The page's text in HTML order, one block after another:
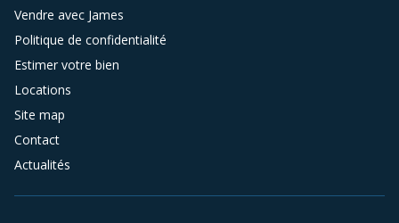
Vendre avec James
Politique de confidentialité
Estimer votre bien
Locations
Site map
Contact
Actualités